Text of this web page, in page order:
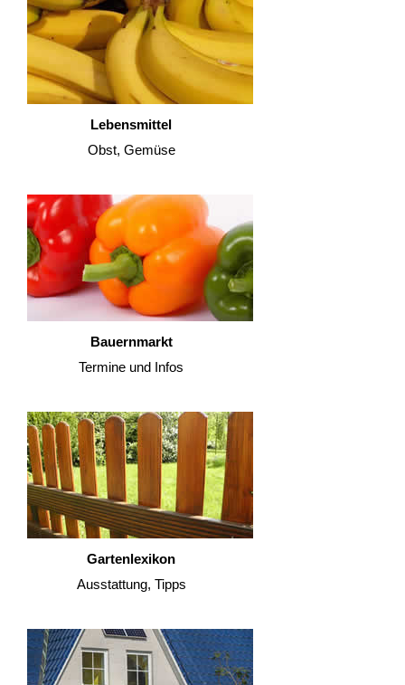
Lebensmittel
Obst, Gemüse
Bauernmarkt
Termine und Infos
Gartenlexikon
Ausstattung, Tipps